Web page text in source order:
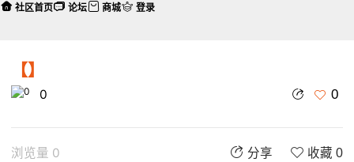
【】
0 0
浏览量 0 分享 收藏 0
社区首页 论坛 商城 登录